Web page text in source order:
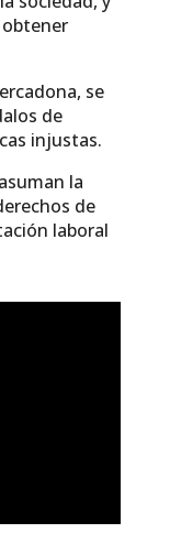
se
de
injustas.
la
de
laboral